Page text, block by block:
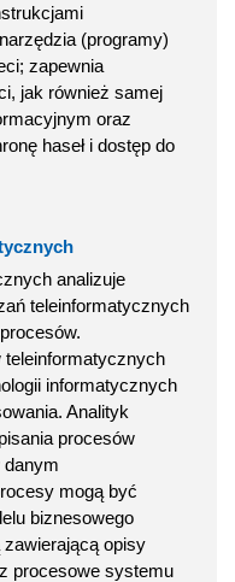
(programy)
zapewnia
jak również samej
oraz
haseł i dostęp do
analizuje
teleinformatycznych
informatycznych
Analityk
procesów
danym
mogą być
biznesowego
opisy
procesowe systemu